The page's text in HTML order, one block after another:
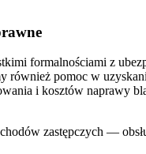
formalnościami z
również pomoc w
i kosztów naprawy
zastępczych —